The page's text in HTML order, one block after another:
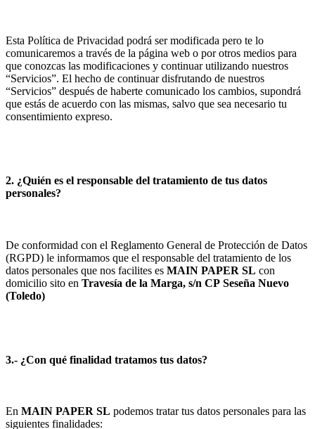
Esta Política de Privacidad podrá ser modificada pero te lo
comunicaremos a través de la página web o por otros medios para
que conozcas las modificaciones y continuar utilizando nuestros
“Servicios”. El hecho de continuar disfrutando de nuestros
“Servicios” después de haberte comunicado los cambios, supondrá
que estás de acuerdo con las mismas, salvo que sea necesario tu
consentimiento expreso.
2. ¿Quién es el responsable del tratamiento de tus datos
personales?
De conformidad con el Reglamento General de Protección de Datos
(RGPD) le informamos que el responsable del tratamiento de los
datos personales que nos facilites es MAIN PAPER SL con
domicilio sito en Travesía de la Marga, s/n CP Seseña Nuevo
(Toledo)
3.- ¿Con qué finalidad tratamos tus datos?
En MAIN PAPER SL podemos tratar tus datos personales para las
siguientes finalidades: